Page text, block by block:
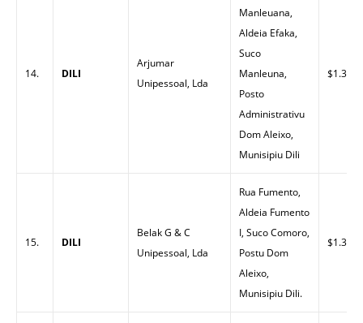
14. DILI
Arjumar
Unipessoal, Lda
Manleuana,
Aldeia Efaka,
Suco
Manleuna,
Posto
Administrativu
Dom Aleixo,
Munisipiu Dili
$1.30
15. DILI
Belak G & C
Unipessoal, Lda
Rua Fumento,
Aldeia Fumento
I, Suco Comoro,
Postu Dom
Aleixo,
Munisipiu Dili.
$1.33